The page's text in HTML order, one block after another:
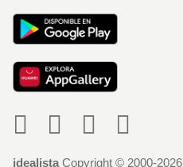
idealista Copyright © 2000-2026